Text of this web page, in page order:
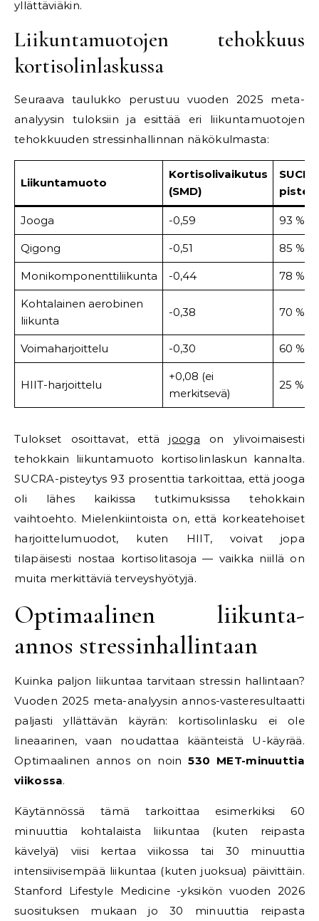
yllättäviäkin.
Liikuntamuotojen tehokkuus
kortisolinlaskussa
Seuraava taulukko perustuu vuoden 2025 meta-
analyysin tuloksiin ja esittää eri liikuntamuotojen
tehokkuuden stressinhallinnan näkökulmasta:
Liikuntamuoto
Kortisolivaikutus
(SMD)
Jooga -0,59 93 %
Qigong -0,51 85 %
Monikomponenttiliikunta -0,44 78 %
Kohtalainen aerobinen
liikunta
-0,38 70 %
Voimaharjoittelu -0,30 60 %
HIIT-harjoittelu
+0,08 (ei
merkitsevä)
25 %
Tulokset osoittavat, ettäjooga on ylivoimaisesti
tehokkain liikuntamuoto kortisolinlaskun kannalta.
SUCRA-pisteytys 93 prosenttia tarkoittaa, että jooga
oli lähes kaikissa tutkimuksissa tehokkain
vaihtoehto. Mielenkiintoista on, että korkeatehoiset
harjoittelumuodot, kuten HIIT, voivat jopa
tilapäisesti nostaa kortisolitasoja — vaikka niillä on
muita merkittäviä terveyshyötyjä.
Optimaalinen liikunta-
annos stressinhallintaan
Kuinka paljon liikuntaa tarvitaan stressin hallintaan?
Vuoden 2025 meta-analyysin annos-vasteresultaatti
paljasti yllättävän käyrän: kortisolinlasku ei ole
lineaarinen, vaan noudattaa käänteistä U-käyrää.
Optimaalinen annos on noin530 MET-minuuttia
viikossa.
Käytännössä tämä tarkoittaa esimerkiksi 60
minuuttia kohtalaista liikuntaa (kuten reipasta
kävelyä) viisi kertaa viikossa tai 30 minuuttia
intensiivisempää liikuntaa (kuten juoksua) päivittäin.
Stanford Lifestyle Medicine -yksikön vuoden 2026
suosituksen mukaan jo 30 minuuttia reipasta